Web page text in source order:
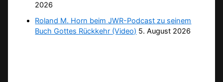
2026
Roland M. Horn beim JWR-Podcast zu seinem
Buch Gottes Rückkehr (Video) 5. August 2026